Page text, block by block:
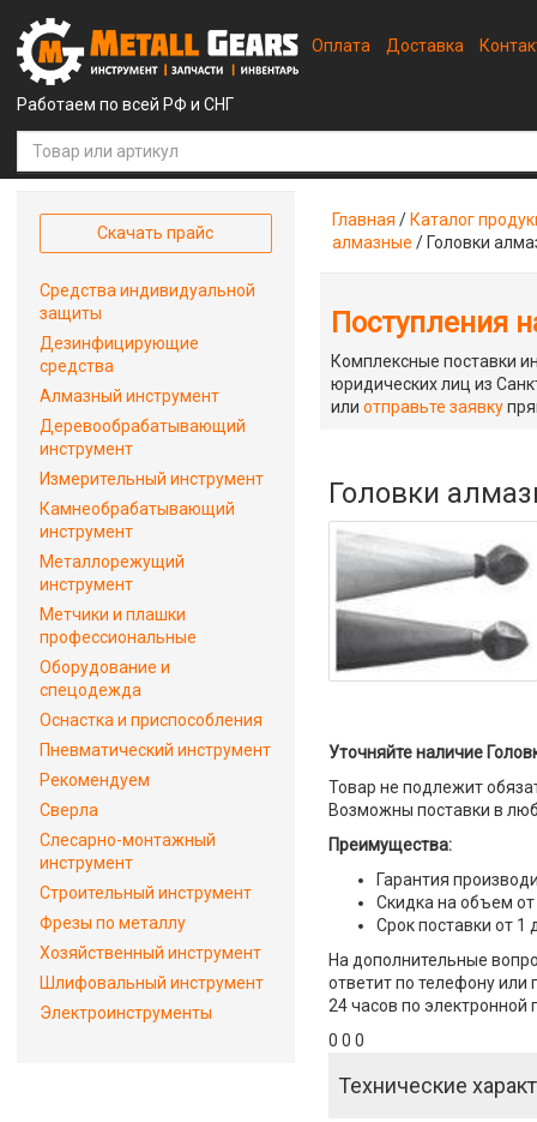
Работаем по всей РФ и СНГ
Оплата Доставка
Главная / Каталог
алмазные / Головки
Поступления
Комплексные поставки
юридических лиц из
илиотправьте заявку
Головки
Уточняйте наличие
Товар не подлежит
Возможны поставки в
Преимущества:
Гарантия
Скидка на объем от
Срок поставки от 1
На дополнительные
ответит по телефону или
24 часов по электронной
0 0 0
Технические
Скачать прайс
Средства индивидуальной
защиты
Дезинфицирующие
средства
Алмазный инструмент
Деревообрабатывающий
инструмент
Измерительный инструмент
Камнеобрабатывающий
инструмент
Металлорежущий
инструмент
Метчики и плашки
профессиональные
Оборудование и
спецодежда
Оснастка и приспособления
Пневматический инструмент
Рекомендуем
Сверла
Слесарно-монтажный
инструмент
Строительный инструмент
Фрезы по металлу
Хозяйственный инструмент
Шлифовальный инструмент
Электроинструменты